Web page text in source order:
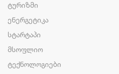
ტურიზმი
ენერგეტიკა
სტარტაპი
მსოფლიო
ტექნოლოგიები